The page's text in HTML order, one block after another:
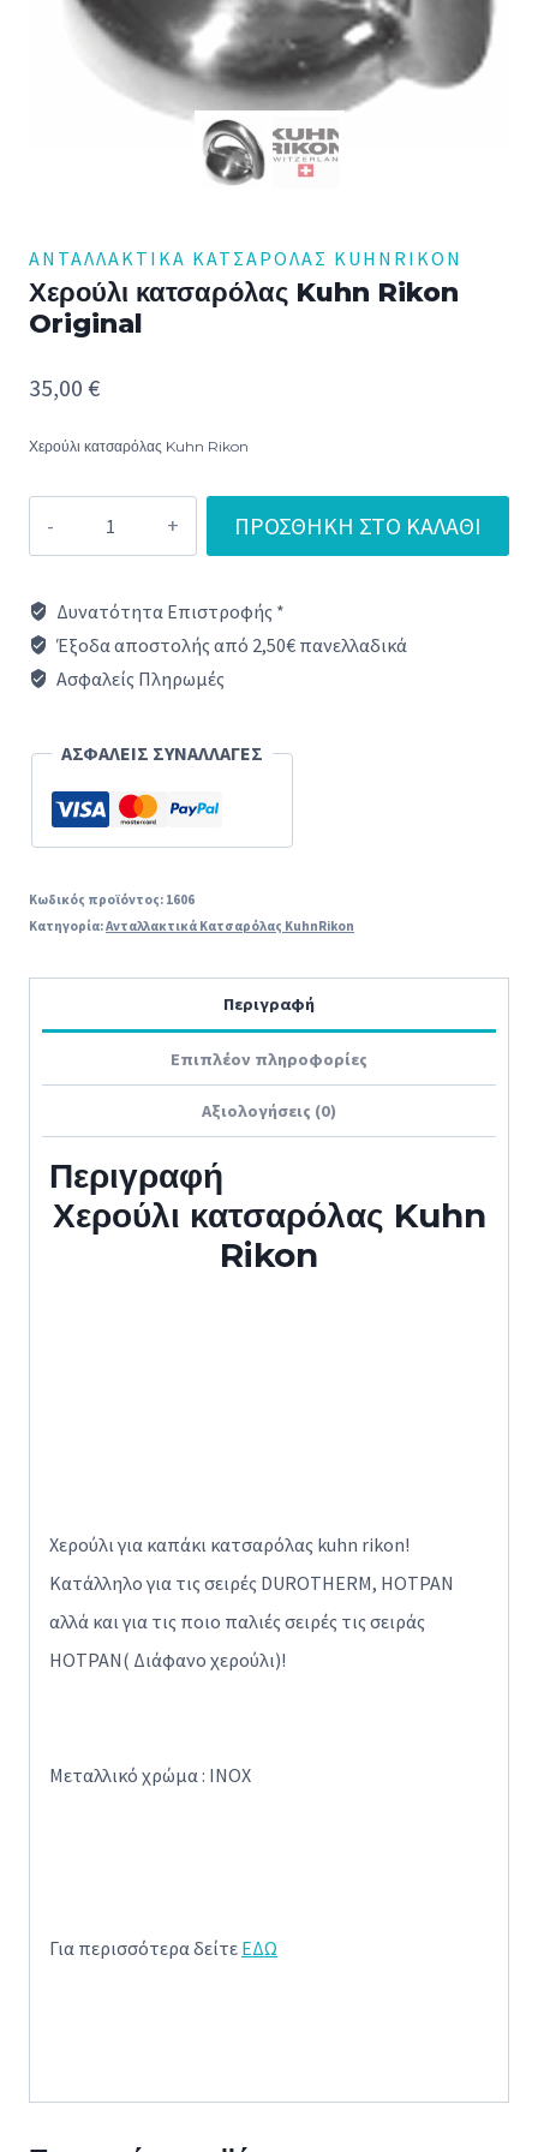
ΑΝΤΑΛΛΑΚΤΙΚΆ ΚΑΤΣΑΡΌΛΑΣ KUHNRIKON
Χερούλι κατσαρόλας Kuhn Rikon
Original
35,00 €
Χερούλι κατσαρόλας Kuhn Rikon
κατσαρόλας
Rikon
Original
ΠΡΟΣΘΉΚΗ ΣΤΟ ΚΑΛΆΘΙ
Δυνατότητα Επιστροφής *
Έξοδα αποστολής από 2,50€ πανελλαδικά
Ασφαλείς Πληρωμές
ΑΣΦΑΛΕΙΣ ΣΥΝΑΛΛΑΓΕΣ
Κωδικός προϊόντος: 1606
Κατηγορία:Ανταλλακτικά Κατσαρόλας KuhnRikon
Περιγραφή
Επιπλέον πληροφορίες
Αξιολογήσεις (0)
Περιγραφή
Χερούλι κατσαρόλας Kuhn
Rikon
Χερούλι για καπάκι κατσαρόλας kuhn rikon!
Κατάλληλο για τις σειρές DUROTHERM, HOTPAN
αλλά και για τις ποιο παλιές σειρές τις σειράς
HOTPAN( Διάφανο χερούλι)!
Μεταλλικό χρώμα : ΙΝΟΧ
Για περισσότερα δείτε ΕΔΩ